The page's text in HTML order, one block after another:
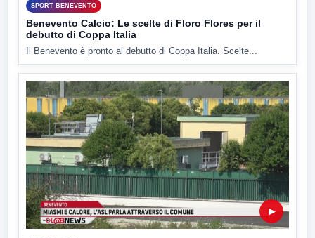
SPORT BENEVENTO
Benevento Calcio: Le scelte di Floro Flores per il
debutto di Coppa Italia
Il Benevento è pronto al debutto di Coppa Italia. Scelte...
▶